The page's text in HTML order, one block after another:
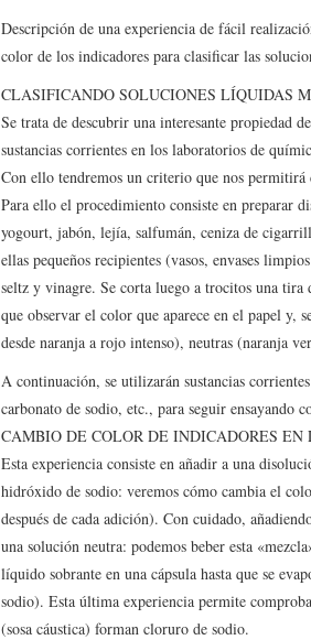
Descripción de una experiencia de fácil
color de los indicadores para clasificar las
CLASIFICANDO SOLUCIONES LÍQUIDAS
Se trata de descubrir una interesante propiedad
sustancias corrientes en los laboratorios de
Con ello tendremos un criterio que nos permitirá
Para ello el procedimiento consiste en preparar
yogourt, jabón, lejía, salfumán, ceniza de
ellas pequeños recipientes (vasos, envases
seltz y vinagre. Se corta luego a trocitos una
que observar el color que aparece en el papel y,
desde naranja a rojo intenso), neutras (naranja
A continuación, se utilizarán sustancias
carbonato de sodio, etc., para seguir ensayando
CAMBIO DE COLOR DE INDICADORES
Esta experiencia consiste en añadir a una
hidróxido de sodio: veremos cómo cambia el
después de cada adición). Con cuidado,
una solución neutra: podemos beber esta
líquido sobrante en una cápsula hasta que se
sodio). Esta última experiencia permite
(sosa cáustica) forman cloruro de sodio.